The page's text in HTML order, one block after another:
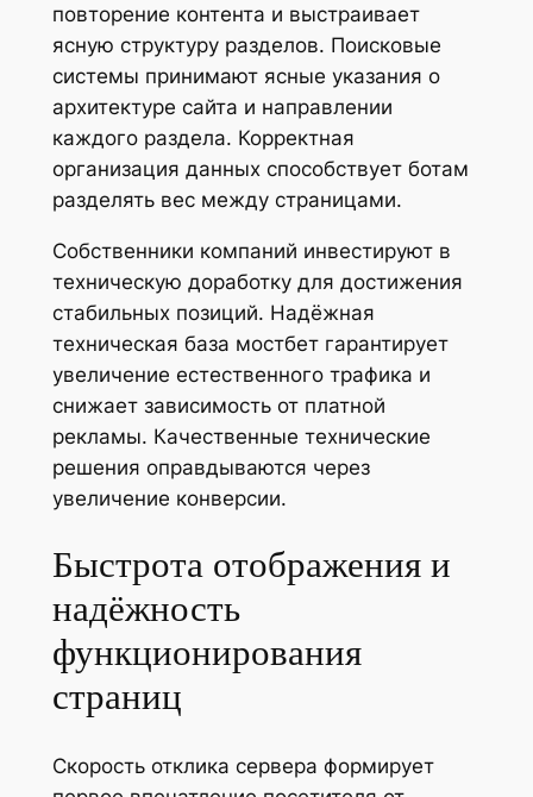
повторение контента и выстраивает
ясную структуру разделов. Поисковые
системы принимают ясные указания о
архитектуре сайта и направлении
каждого раздела. Корректная
организация данных способствует ботам
разделять вес между страницами.
Собственники компаний инвестируют в
техническую доработку для достижения
стабильных позиций. Надёжная
техническая база мостбет гарантирует
увеличение естественного трафика и
снижает зависимость от платной
рекламы. Качественные технические
решения оправдываются через
увеличение конверсии.
Быстрота отображения и
надёжность
функционирования
страниц
Скорость отклика сервера формирует